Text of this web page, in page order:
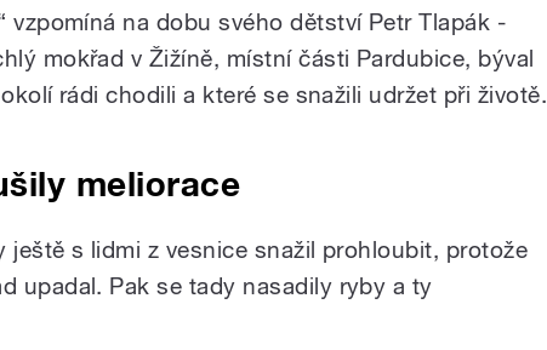
vzpomíná na dobu svého dětství Petr Tlapák -
mokřad v Žižíně, místní části Pardubice, býval
rádi chodili a které se snažili udržet při životě.
meliorace
ještě s lidmi z vesnice snažil prohloubit, protože
upadal. Pak se tady nasadily ryby a ty